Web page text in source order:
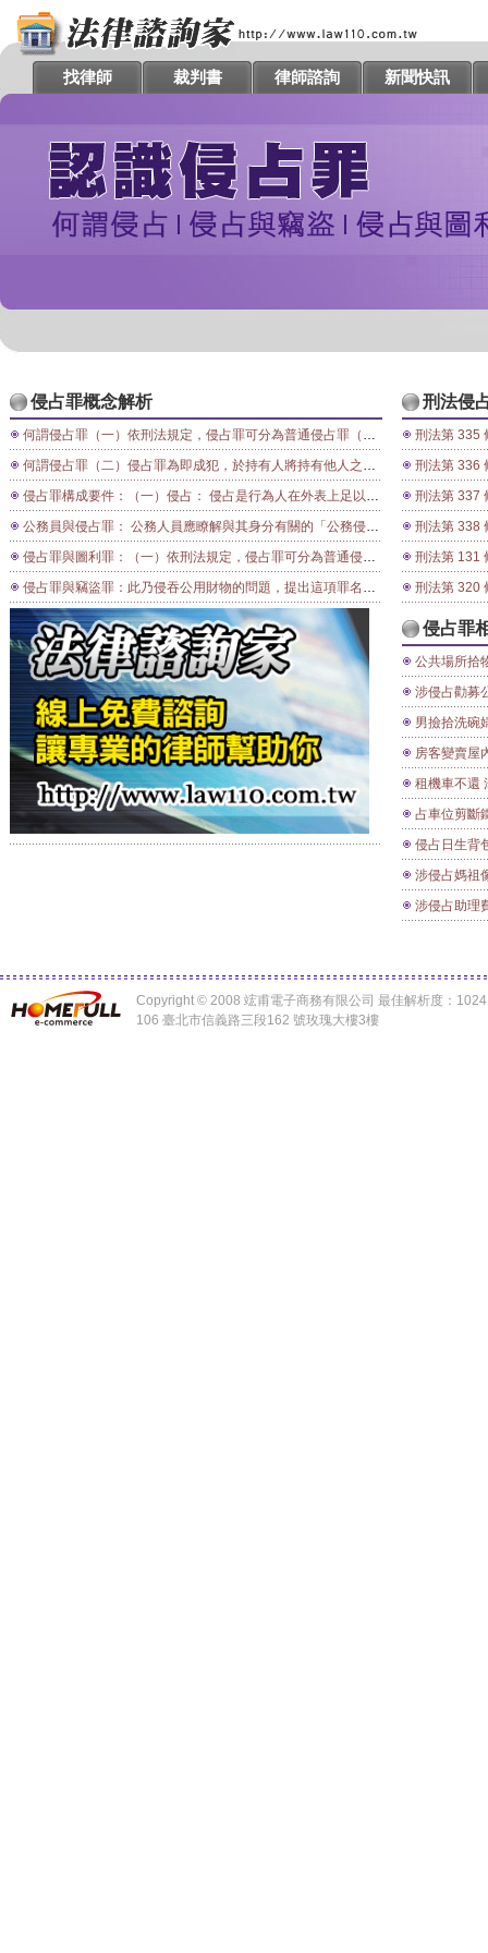
找律師 裁判書 律師諮詢 新聞快訊
侵占罪概念解析
何謂侵占罪（一）依刑法規定，侵占罪可分為普通侵占罪（第三百三十五條）、公務或公益侵占罪及業務侵占罪（第三百三十六條）。侵占罪之成立，以擅自處分自己持有之他人所有物，或變易持有之意為所有之意，而逕為所有人之行為，為其構成要件。雖行為之外形各有不同，要必具有不法所有之意思，方與本罪構成之要件相符。如以自己或第三人不法所有之意思，而侵占已持有他人之物，不論其物體是否代替物，即應成立普通侵占罪，可處五年以下有期徒刑、拘役、或科或併科一千元以下罰金。
何謂侵占罪（二）侵占罪為即成犯，於持有人將持有他人之物變易為所有之意思時，即行成立，縱使侵占行為完成後，將所侵占之物返還給原所有人，亦難逃犯罪之成立。
侵占罪構成要件：（一）侵占： 侵占是行為人在外表上足以顯示其將持有物據為己有（以所有人自居）的行為。 侵占罪構成要件（二）自己所持有他人之物： 例如：業務員為公司收取的貨款。此外，若甲明知乙所寄藏之物係贓物，而受寄藏匿，旋將該物據為己有，實務上認為甲除犯寄藏贓物罪外，應另構成侵占罪。因為侵占罪之客體，以屬於犯人占有他人之所有物已足，並不以物之給付者、在民法上得請求其返還為必要（司法院院字第二五一三號解釋）。
公務員與侵占罪： 公務人員應瞭解與其身分有關的「公務侵占罪」，依刑法第三百三十六條規定： （1） 對於公務上或因公益所持有之物，犯前條第一項之罪者，處一年以上七年以下有期徒刑，得併科五千元以下罰金。 （2） 對於業務上所持有之物，犯前條第一項之罪者，處六月以上、五年以下有期徒刑法第三百三十六條第一項，所謂侵占公務上所持有之物，必須其物因公務上之原因歸其持有，從而侵占之，方與該罪構成要件相合。 侵占罪構成要件4、 發生的公務侵占罪案例很多，如「某鄉長涉嫌將大批921賑災物品據為己有」，「某議長涉嫌將921捐款300萬元存進銀行私人帳戶」、「某校長、教務主任涉嫌將學生推廣教育輔導費存入私人帳戶，並挪為個人不動產買賣，涉嫌侵占逾億元」等。 在此，需特別強調，公務員如觸犯公務侵占罪，多優先適用特別法「貪污治罪條例」，依該條例第四條第一款竊取或侵占公用或公有器材、財物者，處無期徒刑或10年以上有期徒刑，得併科新台幣1億元以下罰金。 侵占罪構成要件5、 由上述案例可知，公務侵占罪的刑度非常重，其最輕本刑為10年以上有期徒刑，公務機關的員工，將公款存入私人帳戶的案例時常發生，尤其公務員要知道，只要將其經手的公款挪用，其犯罪即告成立，公務員經手公有財物應小心謹慎，另侵占「921震災」之賑災款，若符合總統頒布的緊急命令，還將加重其刑二分之一。
侵占罪與圖利罪：（一）依刑法規定，侵占罪可分為普通侵占罪（第三百三十五條︶、公務或公益侵占罪及業務侵占罪（第三百三十六條︶。侵占罪之成立，以擅自處分自己持有之他人所有物，或變易持有之意為所有之意，而逕為所有人之行為，為其構成要件。雖行為之外形各有不同，要必具有不法所有之意思，方與本罪構成之要件相符。如以自己或第三人不法所有之意思，而侵占已持有他人之物，不論其物體是否代替物，即應成立普通侵占罪，可處五年以下有期徒刑、拘役、或科或併科一千元以下罰金。 （二）侵占罪為即成犯，於持有人將持有他人之物變易為所有之意思時，即行成立，縱使侵占行為完成後，將所侵占之物返還給原所有人，亦難逃犯罪之成立。 （三）公務人員應瞭解與其身分有關的「公務侵占罪﹂，依刑法第三百三十六條規定： １、對於公務上或因公益所持有之物，犯前條第一項之罪者，處一年以上七年以下有期徒刑，得併科五千元以下罰金。 ２、對於業務上所持有之物，犯前條第一項之罪者，處六月以上、五年以下有期徒刑法第三百三十六條第一項，所謂侵占公務上所持有之物，必須其物因公務上之原因歸其持有，從而侵占之，方與該罪構成要件相合。第二項對於業務上所持有之物，乃業務上管有他人財物者，如營業者管有之質物， （四）近期發生的公務侵占罪案例很多，如「某鄉長涉嫌將大批九二一賑災物品據為己有﹂，﹁某議長涉嫌將九二一捐款三百萬元存進銀行私人帳戶﹂、﹁某校長、教務主任涉嫌將學生推廣教育輔導費存入私人帳戶，並挪為個人不動產買賣，涉嫌侵占逾億元﹂等。 在此，需特別強調，公務員如觸犯公務侵占罪，多優先適用特別法「貪污治罪條例﹂，依該條例第四條第一款竊取或侵占公用或公有器材、財物者，處無期徒刑或十年以上有期徒刑，得併科新台幣一億元以下罰金。 （五）由上述案例可知，公務侵占罪的刑度非常重，其最輕本刑為十年以上有期徒刑，公務機關的員工，將公款存入私人帳戶的案例時常發生，尤其公務員要知道，只要將其經手的公款挪用，其犯罪即告成立，公務員經手公有財物應小心謹慎，另侵占「九二一震災」之賑災款，若符合總統頒布的緊急命令，還將加重其刑二分之一。 二、在圖利罪方面： （一）依公務員涉嫌貪瀆的態樣分析，以「圖利罪」發生為最多。依據「法務部調查局八十八年廉政工作年報」資料顯示，八十八年該局偵辦圖利案有七十九案，涉案嫌犯公務員有四百三十一人，圖利金額高達新台幣二兆九千九百九十四萬八千二百六十一元，顯示此類型的犯罪比例偏高（百分之三十點八六）。 （二）公務員圖利罪，刑法第一百三十一條第一項規定：公務員對於主管或監督之事務，直接或間接圖利者，處一年以上、七年以下有期徒刑，得併科七千元以下罰金。貪污治罪條例第六條規定，有左列行為之一者，處五年以上有期徒刑，得併科新台幣三千萬元以下罰金： 第四項：對於主管或監督之事務，直接或間接圖私人不法之利益者。 第五項：對於非主管或監督之事務，利用職務機會或身分圖私人不法之利益者。 前項之未遂犯罰之。 （三）公務員的圖利犯罪要件有三： １必須是公務員：刑法上所謂公務員，乃依法令從事公務之人員，包括民意代表、技工、工友等。 ２必須就特定事務有主管或監督責任：所謂主管事務，乃指公務員本身經辦之公務。監督事務，指雖非本身經辦事務，但對其他公務員經辦之事務負有監督權責之人員，例如各承辦人員之科（組）長、處長、主任等，又如採購招標，總務部門就是主管事務單位，而會計部門就是監督事務單位。 ３必須在執行職務上直接或間接圖利：何謂直接圖利？例如經管財物人員，暗地將經辦之公款存入私人銀行帳戶，賺取利息等；而間接圖利，例如本身負責工程招標，卻暗中安排親戚在得標公司領乾薪或插乾股等情形。 侵占罪構成要件：侵占：侵占是行為人在外表上足以顯示其將持有物據為己有（以所有人自居）的行為。
侵占罪與竊盜罪：此乃侵吞公用財物的問題，提出這項罪名是因為公務員在很多小事情上容易觸犯到。舉個簡單的例子：曾經有位年輕人想追女朋友，那女孩告知：你在私人公司上班沒前途，若在公家機關上班，還可考慮來往，後來這年輕人果真在公家機關上班，之後勤於寫信給這女孩，寫得這女孩很煩。有一天，她就檢附一疊信封、信紙到地檢署按鈴申告，告發檢舉他侵占公物，開庭後年輕人無法否認，因為寫情書又不屬於公務，但此事於情於理實在不算嚴重，不過卻是一項嚴重的法律課題。 又如有位退休的校長被人檢舉侵占，偵查中校長答稱：家中的確是有套沙發，檢察官問：請問這套沙發是誰的？答：我還需要回去查一查，一查之下發現沙發背面還有省立○○高中財產字樣。檢察官詢問校長卸任已三年，而沙發尚未交還要如何解釋沒有侵占之意，答：我已記不清，能否請教當年學校總務，這套沙發是如何從校長公館弄到我家的。總務來了以後答道：校長當初曾辦理借用手績，還立了字據並在上頭批示：可。檢察官乃再去函學校，有否催討而校長不還之情事，學校答以未曾催討，檢察官乃認其無不法所有意圖不起訴處分。 另外還有侵占與竊盜問題，很多人都認為自己不可能與竊盜有所牽連，其實這二者之間僅一線之隔，如果將保管的公物拿回家私用屬侵占，非其本身保管的公物拿回家即可能是竊盜 ，所以要將公物拿回去要考慮到手續是否完備，切勿因小失大，吃上官司。
刑法侵
刑法第 335 條 （普通侵占罪） 意
刑法第 336 條 （公務公益侵占罪、業務侵占罪） 對於公務
刑法第 337 條 （侵占遺失物
刑法第 338 條 （侵占電氣
刑法第 131 條 （公務員圖利罪） 公務員對於主管或監督
刑法第 320 條 （普通竊盜罪、竊佔罪） 意圖為自己
侵占罪
公共場所拾物 恐涉竊盜或侵占 2009年 09月11日 挨告關鍵 對於婦人撿拾破袋的洗衣粉挨告，律師廖芳萱說，關鍵在於洗衣粉放置位置，若洗衣粉放在垃圾桶，明顯可知是他人丟棄的物品，法官在認定時，
涉侵占勸募公益款 李悅綾被起訴 2012-02-22 01:38 中國時報 【（張嘉文
男撿拾洗碗婦薪水 涉侵佔罪法辦 2012年02月16日11:43 蘋果即時 新北市新店
房客變賣屋內用品 侵占罪起訴 【聯合報╱記者游振昇／即時報導
租機車不還 涉侵占罪起訴 聯合報╱記者曹敏吉／即時報導】 2012.02.16 10:30
占車位剪斷鐵鏈帶走 被控侵占獲不起訴 2012年02月21日16:28 蘋果即時 基隆市山海觀社區管委會，控告1名51歲焦姓女子，指她
侵占日生背包 和解照辦 〔記者邱俊福／台北報導〕中國北京大學EMBA日籍學生品川龍嗣，15日在台北
涉侵占媽祖像／國父紀念館長稱被人設計 〔記者林曉雲、胡清暉／台北報導〕國父紀念館館長曾坤地涉嫌侵占中國所贈的三千萬元媽祖像，媒體披露後，曾坤地昨天請假未上班，手機也無人接聽，他本人於昨晚傳簡訊向媒體強調，一切靜待司法還給他公道與清白。教育部政風處則透
涉侵占助理費 黃秀珠被求刑12年 〔記者林良哲、陳建志／台中報導〕民進黨籍台中市議員黃秀珠在擔任台中縣議員期間，涉嫌侵占詐領助理費、助理春節慰勞金、年終工作獎金等，總金額高達三六二萬多元，台中地檢署依貪污罪嫌將她提起
Copyright © 2008 竤甫電子商務有限公司 最佳解析度：
106 臺北市信義路三段162 號玫瑰大樓3樓